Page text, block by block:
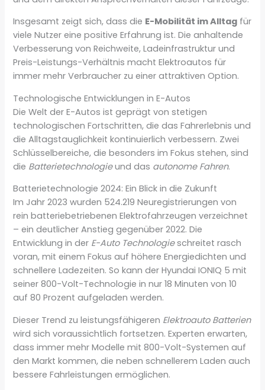
Insgesamt zeigt sich, dass die E-Mobilität im Alltag für
viele Nutzer eine positive Erfahrung ist. Die anhaltende
Verbesserung von Reichweite, Ladeinfrastruktur und
Preis-Leistungs-Verhältnis macht Elektroautos für
immer mehr Verbraucher zu einer attraktiven Option.
Technologische Entwicklungen in E-Autos
Die Welt der E-Autos ist geprägt von stetigen
technologischen Fortschritten, die das Fahrerlebnis und
die Alltagstauglichkeit kontinuierlich verbessern. Zwei
Schlüsselbereiche, die besonders im Fokus stehen, sind
die Batterietechnologieund das autonome Fahren.
Batterietechnologie 2024: Ein Blick in die Zukunft
Im Jahr 2023 wurden 524.219 Neuregistrierungen von
rein batteriebetriebenen Elektrofahrzeugen verzeichnet
– ein deutlicher Anstieg gegenüber 2022. Die
Entwicklung in der E-Auto Technologieschreitet rasch
voran, mit einem Fokus auf höhere Energiedichten und
schnellere Ladezeiten. So kann der Hyundai IONIQ 5 mit
seiner 800-Volt-Technologie in nur 18 Minuten von 10
auf 80 Prozent aufgeladen werden.
Dieser Trend zu leistungsfähigeren Elektroauto Batterien
wird sich voraussichtlich fortsetzen. Experten erwarten,
dass immer mehr Modelle mit 800-Volt-Systemen auf
den Markt kommen, die neben schnellerem Laden auch
bessere Fahrleistungen ermöglichen.